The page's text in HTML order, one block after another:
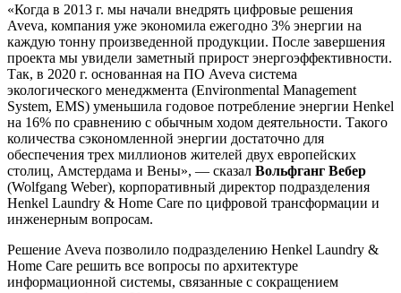
«Когда в 2013 г. мы начали внедрять цифровые решения
Aveva, компания уже экономила ежегодно 3% энергии на
каждую тонну произведенной продукции. После завершения
проекта мы увидели заметный прирост энергоэффективности.
Так, в 2020 г. основанная на ПО Aveva система
экологического менеджмента (Environmental Management
System, EMS) уменьшила годовое потребление энергии Henkel
на 16% по сравнению с обычным ходом деятельности. Такого
количества сэкономленной энергии достаточно для
обеспечения трех миллионов жителей двух европейских
столиц, Амстердама и Вены», — сказал Вольфганг Вебер
(Wolfgang Weber), корпоративный директор подразделения
Henkel Laundry & Home Care по цифровой трансформации и
инженерным вопросам.
Решение Aveva позволило подразделению Henkel Laundry &
Home Care решить все вопросы по архитектуре
информационной системы, связанные с сокращением